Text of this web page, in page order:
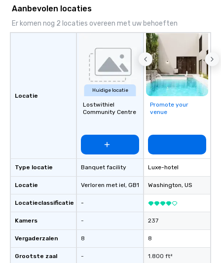
Aanbevolen locaties
Er komen nog 2 locaties overeen met uw behoeften
Locatie
Type locatie
Locatie
Locatieclassificatie
Kamers
Vergaderzalen
Grootste zaal
Huidige locatie
Lostwithiel
Community Centre
Banquet facility
Verloren met iel, GB1
-
-
8
-
Promote your
venue
Luxe-hotel
Washington, US
237
8
1.800 ft²